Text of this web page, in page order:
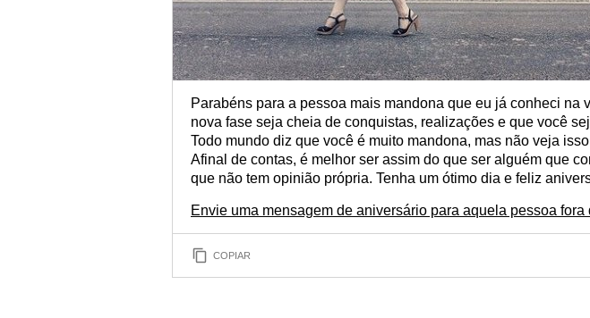
Parabéns para a pessoa mais mandona que eu já conheci na
nova fase seja cheia de conquistas, realizações e que você
Todo mundo diz que você é muito mandona, mas não veja
Afinal de contas, é melhor ser assim do que ser alguém que
que não tem opinião própria. Tenha um ótimo dia e feliz
Envie uma mensagem de aniversário para aquela pessoa fora
COPIAR